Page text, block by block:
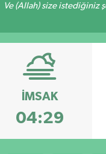
Ve (Allah) size istediğiniz
İMSAK
04:29